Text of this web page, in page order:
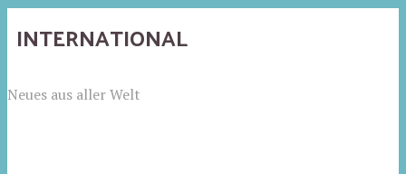
INTERNATIONAL
Neues aus aller Welt